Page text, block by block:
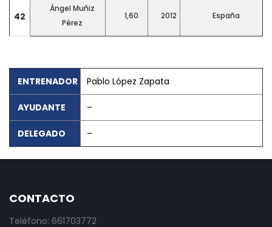
42
Ángel Muñiz
Pérez
1,60 2012 España
ENTRENADOR Pablo López Zapata
AYUDANTE –
DELEGADO –
CONTACTO
Teléfono: 661703772